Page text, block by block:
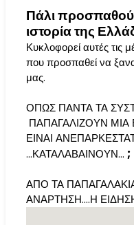
Πάλι
ιστορία της
Κυκλοφορεί αυτές τις
που προσπαθεί να
μας.
ΟΠΩΣ ΠΑΝΤΑ ΤΑ
ΠΑΠΑΓΑΛΙΖΟΥΝ
ΕΙΝΑΙ
...ΚΑΤΑΛΑΒΑΙΝΟΥΝ... ;
ΑΠΟ ΤΑ
ΑΝΑΡΤΗΣΗ....Η